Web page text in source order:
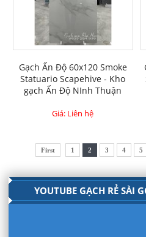
Gạch Ấn Độ 60x120 Smoke
Statuario Scapehive - Kho
gạch Ấn Độ NInh Thuận
Giá: Liên hệ
First 1 2 3 4 5
YOUTUBE GẠCH RẺ SÀI